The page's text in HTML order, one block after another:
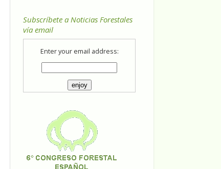
Subscríbete a Noticias Forestales
vía email
Enter your email address: